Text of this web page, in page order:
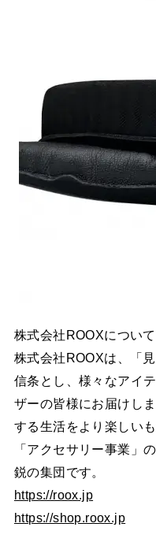
株式会社ROOXについて
株式会社ROOXは、「
信条とし、様々なアイ
ザーの皆様にお届けし
する生活をより楽しい
「アクセサリー事業」
鋭の集団です。
https://roox.jp
https://shop.roox.jp